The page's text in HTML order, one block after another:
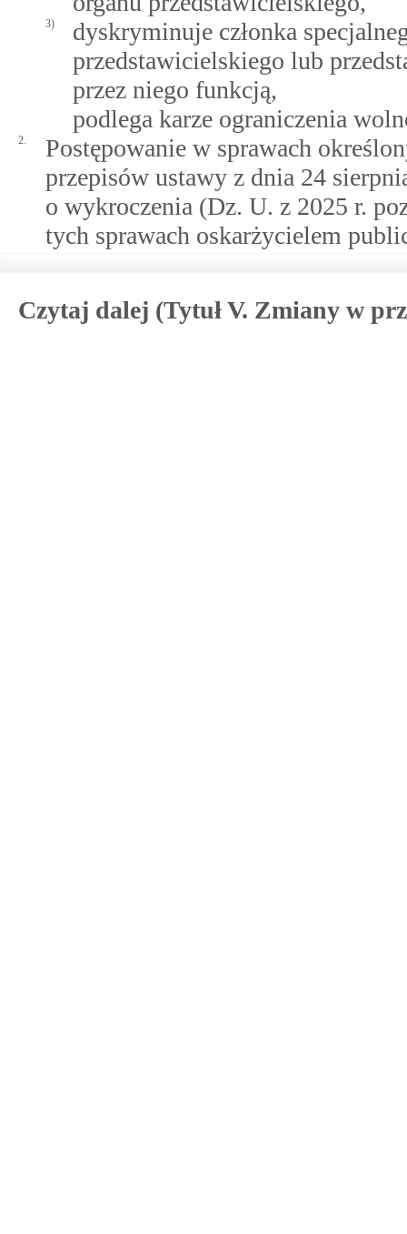
3)
dyskryminuje członka
przedstawicielskiego lub
przez niego funkcją,
podlega karze ograniczenia
2.
Postępowanie w sprawach
przepisów ustawy z dnia 24
o wykroczenia (Dz. U. z 2025 r.
tych sprawach oskarżycielem
Czytaj dalej (Tytuł V. Zmiany w